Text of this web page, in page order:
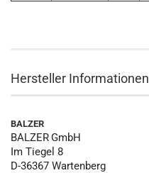
Hersteller Informationen
BALZER
BALZERGmbH
Im Tiegel 8
D-36367 Wartenberg